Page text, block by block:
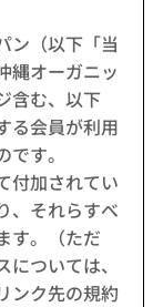
ン（以下「当
縄オーガニッ
含む、以下
る会員が利用
す。
付加されてい
、それらすべ
す。（ただ
ついては、
ンク先の規約